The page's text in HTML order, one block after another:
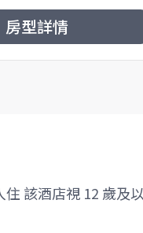
房型詳情
住 該酒店視 12 歲及